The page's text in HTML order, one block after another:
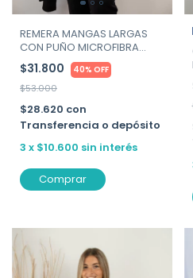
REMERA MANGAS LARGAS
CON PUÑO MICROFIBRA
CUADRICULADA SWEET LADY
-ART. 20222-020
$31.800 40% OFF
$53.000
$28.620 con
Transferencia o depósito
3 x $10.600 sin interés
Comprar